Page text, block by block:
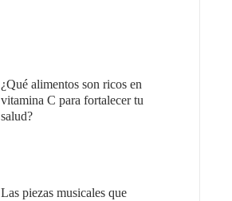
¿Qué alimentos son ricos en
vitamina C para fortalecer tu
salud?
Las piezas musicales que